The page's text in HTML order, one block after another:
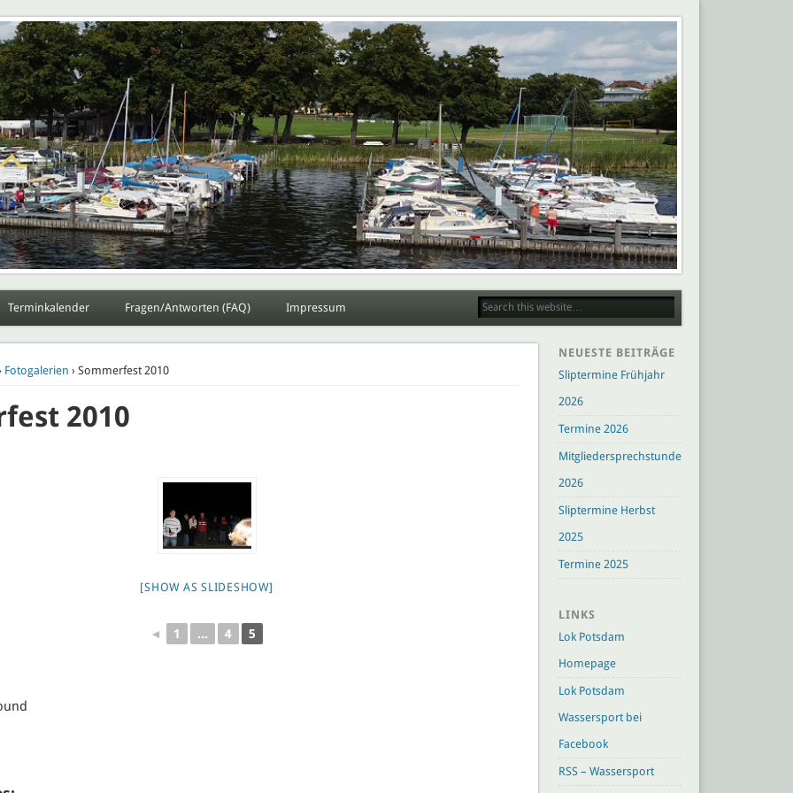
e.V.
Lokomotive Potsdam e.V.
Terminkalender Fragen/Antworten (FAQ) Impressum
Fotogalerien › Sommerfest 2010
2010
[SHOW AS SLIDESHOW]
◄ 1 ... 4 5
NEUESTE BEITRÄGE
Sliptermine Frühjahr
2026
Termine 2026
Mitgliedersprechstunden
2026
Sliptermine Herbst
2025
Termine 2025
LINKS
Lok Potsdam
Homepage
Lok Potsdam
Wassersport bei
Facebook
RSS – Wassersport